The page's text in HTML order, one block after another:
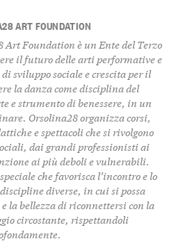
ART FOUNDATION
Art Foundation è un Ente del Terzo
ilfuturo delle arti performativee
sviluppo socialeecrescita per il
ladanzacomedisciplina del
estrumento di benessere, in un
. Orsolina28 organizzacorsi,
espettacoliche si rivolgono
, dai grandi professionistiai
ai piùdeboli e vulnerabili.
che favorisca l’incontroe lo
diverse, in cui si possa
la bellezza di riconnettersi con la
circostante, rispettandoli
.